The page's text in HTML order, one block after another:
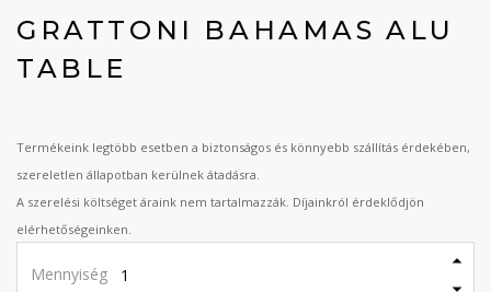
GRATTONI BAHAMAS ALU
TABLE
Termékeink legtöbb esetben a biztonságos és könnyebb szállítás érdekében,
szereletlen állapotban kerülnek átadásra.
A szerelési költséget áraink nem tartalmazzák. Díjainkról érdeklődjön
elérhetőségeinken.
Mennyiség